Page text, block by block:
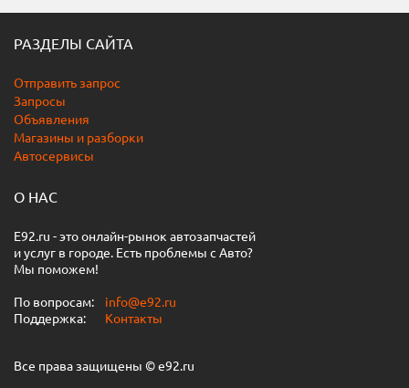
РАЗДЕЛЫ САЙТА
Отправить запрос
Запросы
Объявления
Магазины и разборки
Автосервисы
О НАС
E92.ru - это онлайн-рынок автозапчастей
и услуг в городе. Есть проблемы с Авто?
Мы поможем!
По вопросам: info@e92.ru
Поддержка: Контакты
Все права защищены © e92.ru